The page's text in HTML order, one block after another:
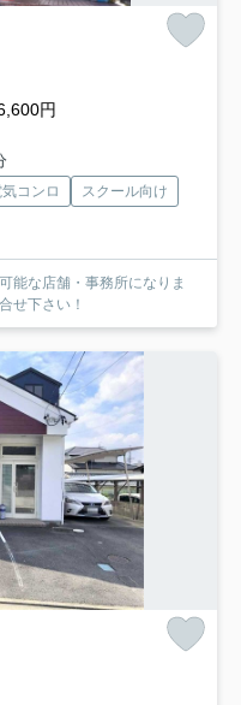
円
気コンロ
スクール向け
な店舗・事務所になりま
せ下さい！